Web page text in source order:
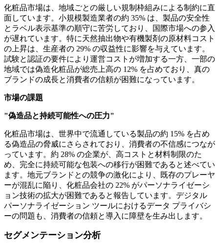
化粧品市場は、地域ごとの厳しい規制枠組みによる制約に直
面しています。小規模製造業者の約 35% は、製品の安全性
とラベル表示基準の順守に苦労しており、国際市場への参入
が遅れています。特に天然抽出物や有機製剤の原材料コスト
の上昇は、生産者の 29% の収益性に影響を与えています。
試験と認証の要件により運営コストが増加する一方、一部の
地域では偽造化粧品が総売上高の 12% を占めており、真の
ブランドの成長と消費者の信頼が困難になっています。
市場の課題
"偽造品と持続可能性への圧力"
化粧品市場は、世界中で流通している製品の約 15% を占め
る偽造品の脅威にさらされており、消費者の不信感につなが
っています。約 28% の企業が、高コストと材料制限のた
め、完全に持続可能な包装への移行が困難であると述べてい
ます。地元ブランドとの競争の激化により、既存のプレーヤ
ーが混乱に陥り、化粧品会社の 22% がパーソナライゼーシ
ョン技術の拡大が困難であると報告しています。デジタル
パーソナライゼーション ツールにおけるデータ プライバシ
ーの問題も、消費者の信頼と導入に障壁を生み出します。
セグメンテーション分析